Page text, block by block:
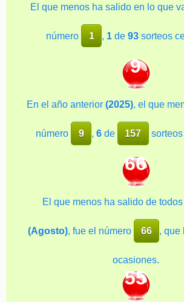
El que menos ha salido en lo que
número 1 1 de 93sorteos
9
En el año anterior (2025), el que
número 9 , 6 de 157
66
El que menos ha salido de
(Agosto), fue el número 66 , que
ocasiones.
55